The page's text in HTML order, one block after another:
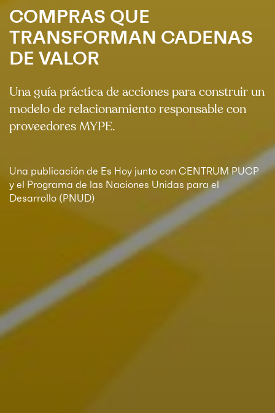
COMPRAS QUE
TRANSFORMAN CADENAS
DE VALOR
Una guía práctica de acciones para construir un
modelo de relacionamiento responsable con
proveedores MYPE.
Una publicación de Es Hoy junto con CENTRUM PUCP
y el Programa de las Naciones Unidas para el
Desarrollo (PNUD)